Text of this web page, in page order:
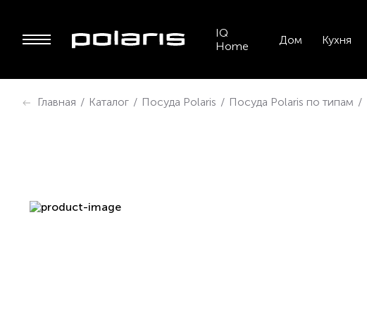
IQ
Home
Дом Кухня
Главная / Каталог / Посуда Polaris / Посуда Polaris по типам /